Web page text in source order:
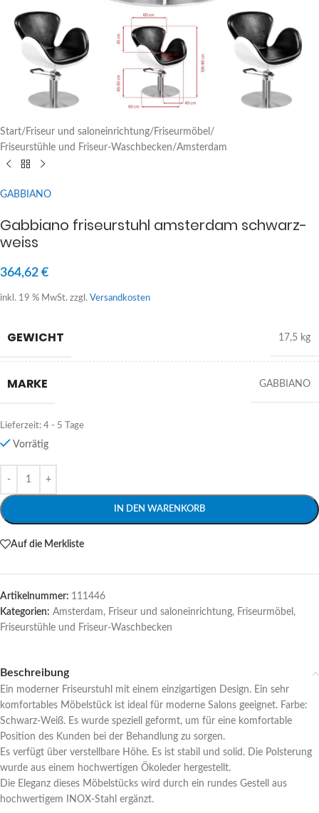
Start/ Friseur und saloneinrichtung/ Friseurmöbel /
Friseurstühle und Friseur-Waschbecken/Amsterdam
GABBIANO
Gabbiano friseurstuhl amsterdam schwarz-
weiss
364,62 €
inkl. 19 % MwSt. zzgl. Versandkosten
GEWICHT 17,5 kg
MARKE GABBIANO
Lieferzeit: 4 - 5 Tage
Vorrätig
IN DEN WARENKORB
Alternative:
Auf die Merkliste
Artikelnummer: 111446
Kategorien: Amsterdam, Friseur und saloneinrichtung, Friseurmöbel ,
Friseurstühle und Friseur-Waschbecken
Beschreibung
Ein moderner Friseurstuhl mit einem einzigartigen Design. Ein sehr
komfortables Möbelstück ist ideal für moderne Salons geeignet. Farbe:
Schwarz-Weiß. Es wurde speziell geformt, um für eine komfortable
Position des Kunden bei der Behandlung zu sorgen.
Es verfügt über verstellbare Höhe. Es ist stabil und solid. Die Polsterung
wurde aus einem hochwertigen Ökoleder hergestellt.
Die Eleganz dieses Möbelstücks wird durch ein rundes Gestell aus
hochwertigem INOX-Stahl ergänzt.